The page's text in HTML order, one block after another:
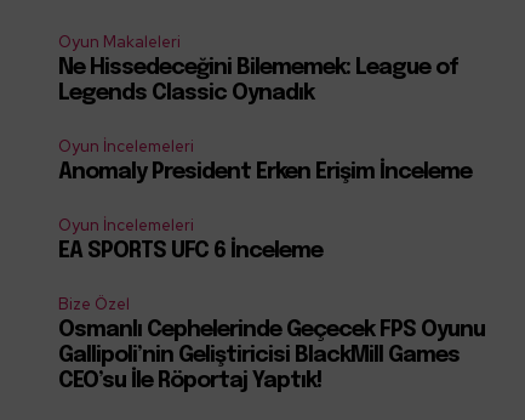
Oyun Makaleleri
Ne Hissedeceğini Bilememek: League of
Legends Classic Oynadık
Oyun İncelemeleri
Anomaly President Erken Erişim İnceleme
Oyun İncelemeleri
EA SPORTS UFC 6 İnceleme
Bize Özel
Osmanlı Cephelerinde Geçecek FPS Oyunu
Gallipoli’nin Geliştiricisi BlackMill Games
CEO’su İle Röportaj Yaptık!